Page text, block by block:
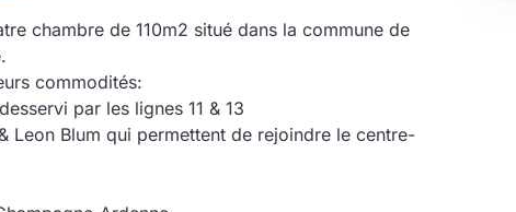
chambre de 110m2 situé dans la commune de
commodités:
par les lignes 11 & 13
Leon Blum qui permettent de rejoindre le centre-